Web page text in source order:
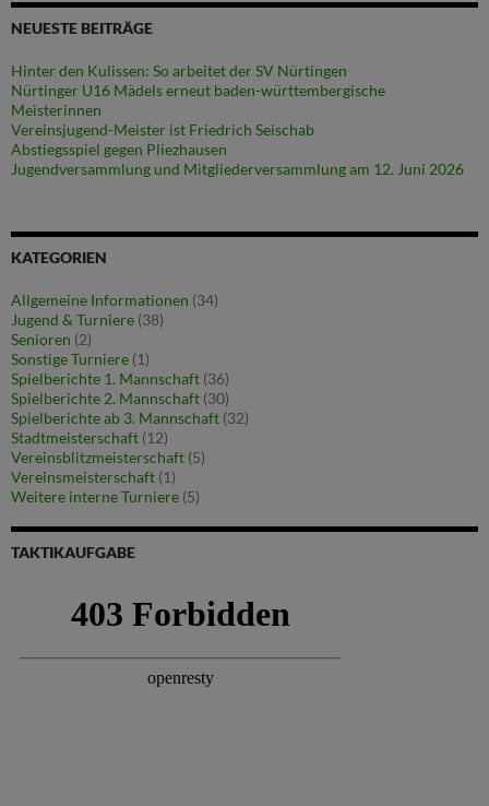
NEUESTE BEITRÄGE
Hinter den Kulissen: So arbeitet der SV Nürtingen
Nürtinger U16 Mädels erneut baden-württembergische
Meisterinnen
Vereinsjugend-Meister ist Friedrich Seischab
Abstiegsspiel gegen Pliezhausen
Jugendversammlung und Mitgliederversammlung am 12. Juni 2026
KATEGORIEN
Allgemeine Informationen (34)
Jugend & Turniere (38)
Senioren (2)
Sonstige Turniere (1)
Spielberichte 1. Mannschaft (36)
Spielberichte 2. Mannschaft (30)
Spielberichte ab 3. Mannschaft (32)
Stadtmeisterschaft (12)
Vereinsblitzmeisterschaft (5)
Vereinsmeisterschaft (1)
Weitere interne Turniere (5)
TAKTIKAUFGABE